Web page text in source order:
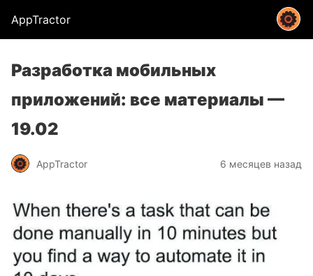
AppTractor
Разработка мобильных
приложений: все материалы —
19.02
AppTractor 6 месяцев назад